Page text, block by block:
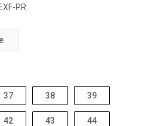
PR
37 38 39
42 43 44